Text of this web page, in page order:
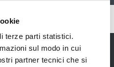
terze parti statistici.
sul modo in cui
partner tecnici che si